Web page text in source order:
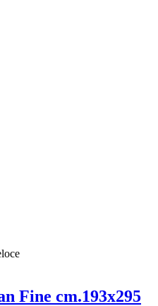
Fine cm.193x295